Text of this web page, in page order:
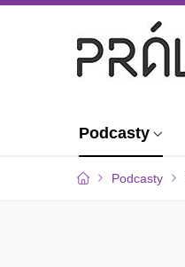
Podcasty
Podcasty